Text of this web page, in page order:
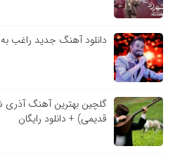
دانلود آهنگ جدید راغب
گلچین بهترین آهنگ
قدیمی) + دانلود رایگان